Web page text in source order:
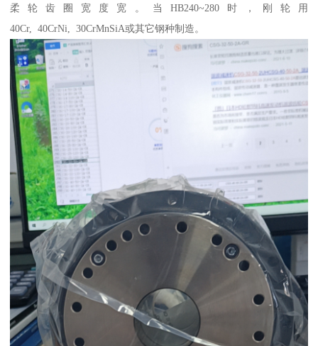
柔轮齿圈宽度宽。当HB240~280时，刚轮用
40Cr, 40CrNi, 30CrMnSiA或其它钢种制造。